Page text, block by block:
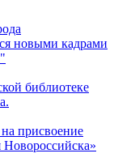
новыми кадрами
библиотеке
присвоение